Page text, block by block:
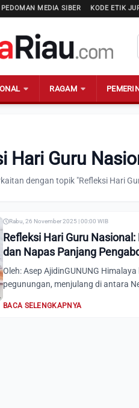
PEDOMAN MEDIA SIBER KODE ETIK
RAGAM
Hari Guru
dengan topik "Refleksi Hari
Rabu, 26 November 2025 | 00:00 WIB
Refleksi Hari Guru
dan Napas Panjang
Oleh: Asep AjidinGUNUNG
pegunungan, menjulang di antara
BACA SELENGKAPNYA